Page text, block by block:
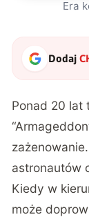
Era
Dodaj
Ponad 20 lat
astronautów
Kiedy w
może